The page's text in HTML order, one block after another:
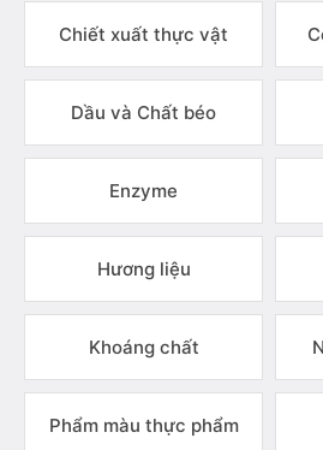
Chiết xuất thực vật
Dầu và Chất béo
Enzyme
Hương liệu
Khoáng chất
Phẩm màu thực phẩm